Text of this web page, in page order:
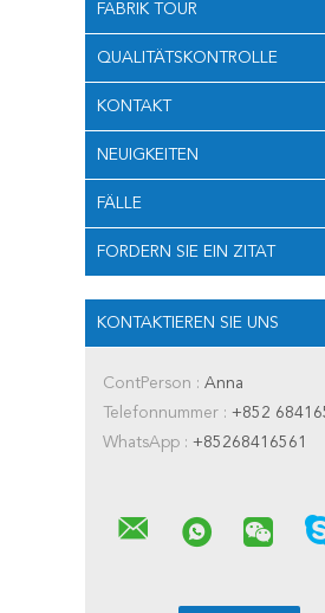
FABRIK TOUR
QUALITÄTSKONTROLLE
KONTAKT
NEUIGKEITEN
FÄLLE
FORDERN SIE EIN ZITAT
KONTAKTIEREN SIE UNS
ContPerson : Anna
Telefonnummer : +852
WhatsApp : +85268416561